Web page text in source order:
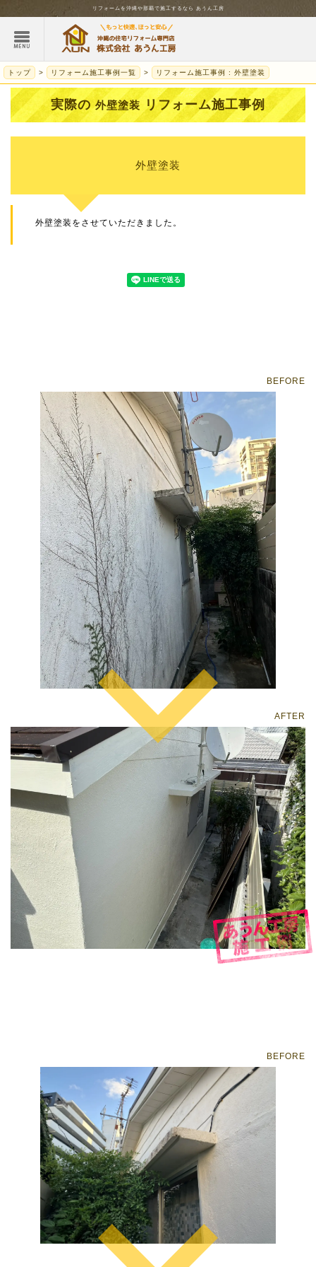
リフォームを 沖縄や那覇で施工するなら あうん工房
トップ リフォーム施工事例一覧 リフォーム施工事例 : 外壁塗装
実際の 外壁塗装 リフォーム施工事例
外壁塗装
外壁塗装をさせていただきました。